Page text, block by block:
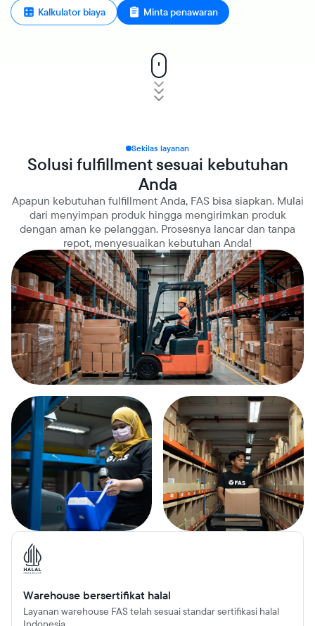
Kalkulator biaya Minta penawaran
Sekilas layanan
Solusi fulfillment sesuai kebutuhan
Anda
Apapun kebutuhan fulfillment Anda, FAS bisa siapkan. Mulai
dari menyimpan produk hingga mengirimkan produk
dengan aman ke pelanggan. Prosesnya lancar dan tanpa
repot, menyesuaikan kebutuhan Anda!
Warehouse bersertifikat halal
Layanan warehouse FAS telah sesuai standar sertifikasi halal